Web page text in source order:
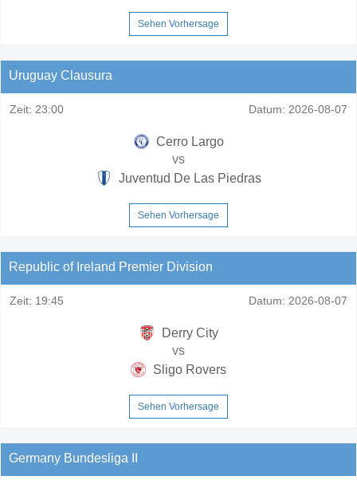
Sehen Vorhersage
Uruguay Clausura
Zeit: 23:00 Datum: 2026-08-07
Cerro Largo
vs
Juventud De Las Piedras
Sehen Vorhersage
Republic of Ireland Premier Division
Zeit: 19:45 Datum: 2026-08-07
Derry City
vs
Sligo Rovers
Sehen Vorhersage
Germany Bundesliga II